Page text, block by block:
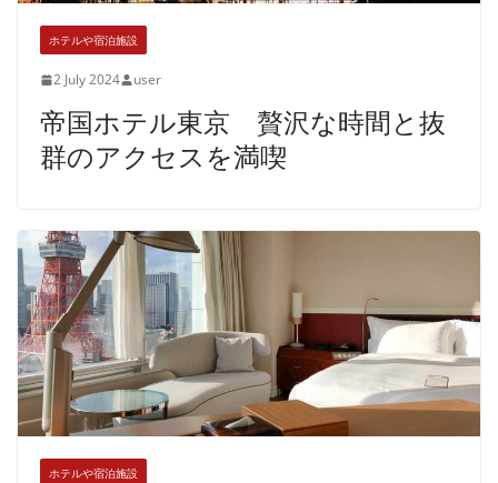
ホテルや宿泊施設
2 July 2024 user
帝国ホテル東京 贅沢な時間と抜
群のアクセスを満喫
ホテルや宿泊施設